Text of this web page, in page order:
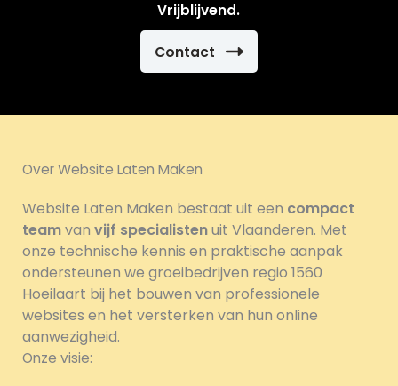
Vrijblijvend.
Contact
Over Website Laten Maken
Website Laten Maken bestaat uit een compact
teamvan vijf specialistenuit Vlaanderen. Met
onze technische kennis en praktische aanpak
ondersteunen we groeibedrijven regio 1560
Hoeilaart bij het bouwen van professionele
websites en het versterken van hun online
aanwezigheid.
Onze visie: